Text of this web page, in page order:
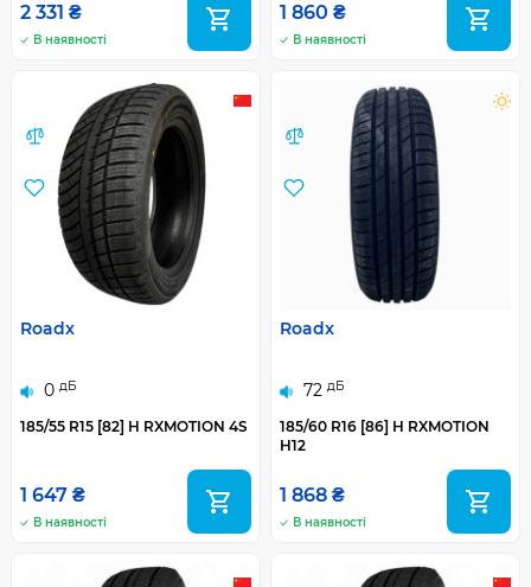
2 331 ₴
В наявності
1 860 ₴
В наявності
Roadx
0 дБ
185/55 R15 [82] H RXMOTION 4S
1 647 ₴
В наявності
Roadx
72 дБ
185/60 R16 [86] H RXMOTION
H12
1 868 ₴
В наявності